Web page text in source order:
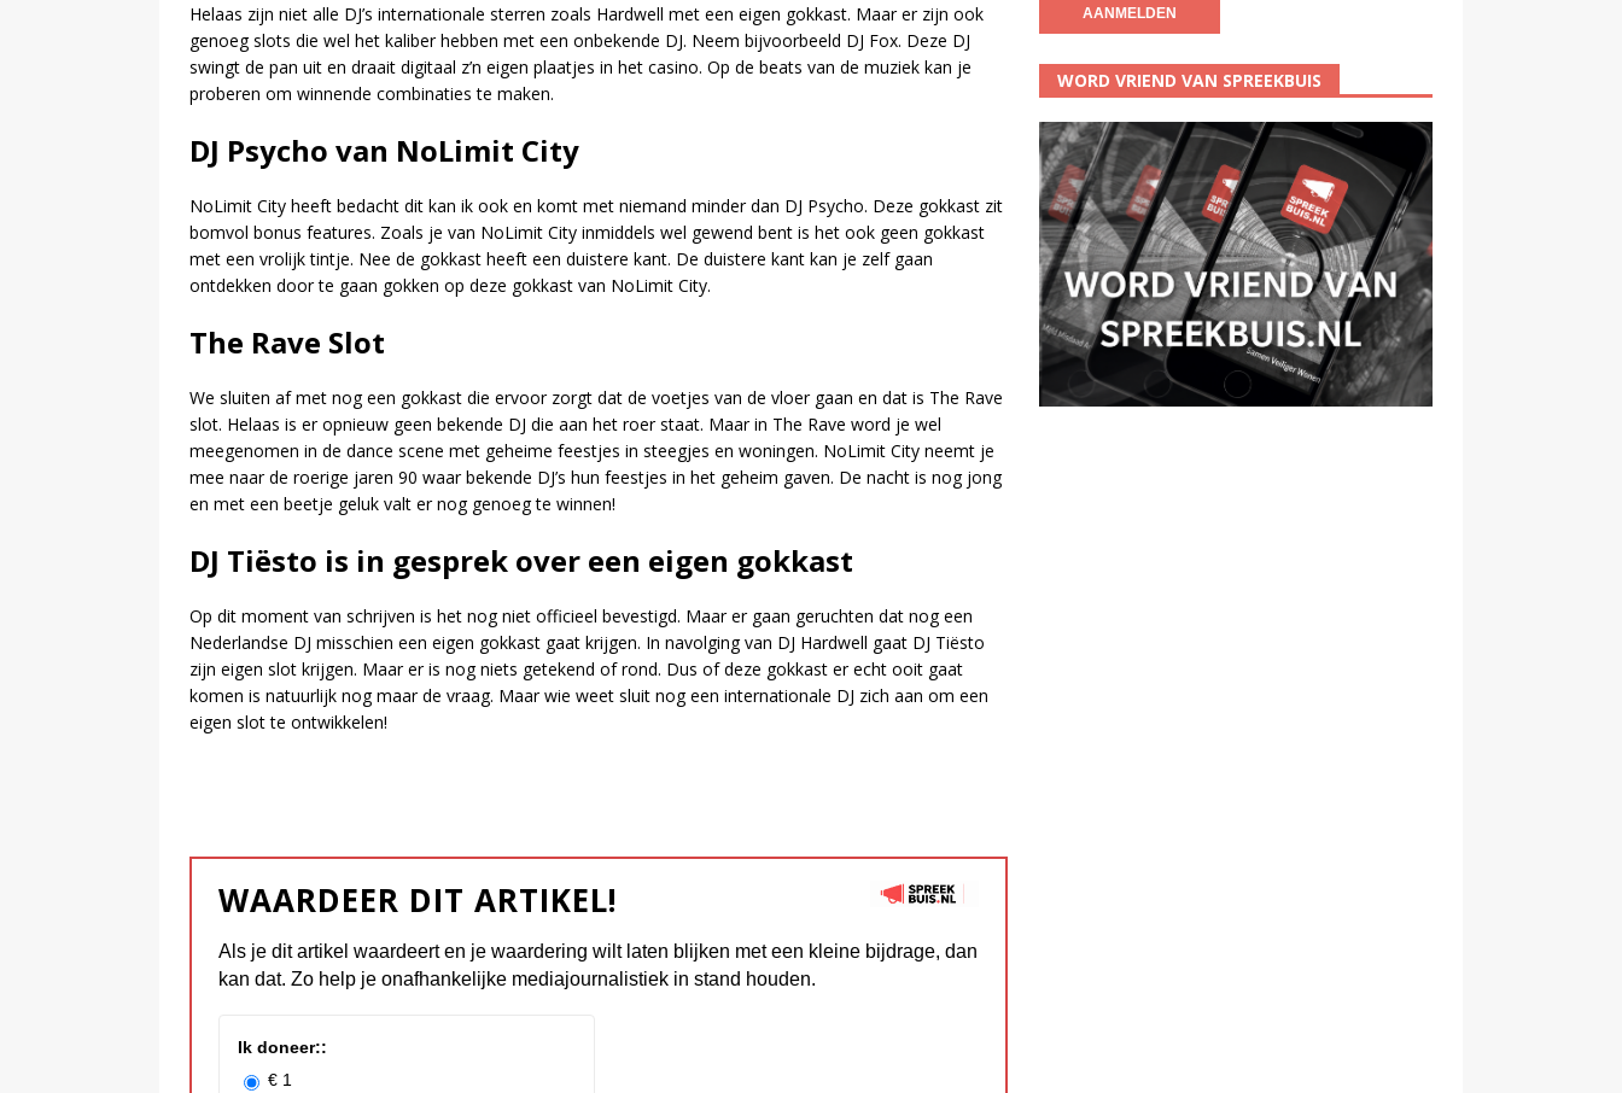
Helaas zijn niet alle DJ’s internationale sterren zoals Hardwell met een eigen gokkast. Maar er zijn ook
genoeg slots die wel het kaliber hebben met een onbekende DJ. Neem bijvoorbeeld DJ Fox. Deze DJ
swingt de pan uit en draait digitaal z’n eigen plaatjes in het casino. Op de beats van de muziek kan je
proberen om winnende combinaties te maken.
DJ Psycho van NoLimit City
NoLimit City heeft bedacht dit kan ik ook en komt met niemand minder dan DJ Psycho. Deze gokkast zit
bomvol bonus features. Zoals je van NoLimit City inmiddels wel gewend bent is het ook geen gokkast
met een vrolijk tintje. Nee de gokkast heeft een duistere kant. De duistere kant kan je zelf gaan
ontdekken door te gaan gokken op deze gokkast van NoLimit City.
The Rave Slot
We sluiten af met nog een gokkast die ervoor zorgt dat de voetjes van de vloer gaan en dat is The Rave
slot. Helaas is er opnieuw geen bekende DJ die aan het roer staat. Maar in The Rave word je wel
meegenomen in de dance scene met geheime feestjes in steegjes en woningen. NoLimit City neemt je
mee naar de roerige jaren 90 waar bekende DJ’s hun feestjes in het geheim gaven. De nacht is nog jong
en met een beetje geluk valt er nog genoeg te winnen!
DJ Tiësto is in gesprek over een eigen gokkast
Op dit moment van schrijven is het nog niet officieel bevestigd. Maar er gaan geruchten dat nog een
Nederlandse DJ misschien een eigen gokkast gaat krijgen. In navolging van DJ Hardwell gaat DJ Tiësto
zijn eigen slot krijgen. Maar er is nog niets getekend of rond. Dus of deze gokkast er echt ooit gaat
komen is natuurlijk nog maar de vraag. Maar wie weet sluit nog een internationale DJ zich aan om een
eigen slot te ontwikkelen!
WAARDEER DIT ARTIKEL!
Als je dit artikel waardeert en je waardering wilt laten blijken met een kleine bijdrage, dan
kan dat. Zo help je onafhankelijke mediajournalistiek in stand houden.
Ik doneer::
€ 1
WORD VRIEND VAN SPREEKBUIS